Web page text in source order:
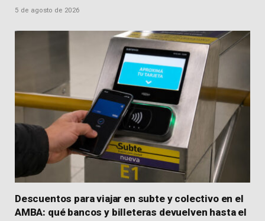
5 de agosto de 2026
Descuentos para viajar en subte y colectivo en el
AMBA: qué bancos y billeteras devuelven hasta el